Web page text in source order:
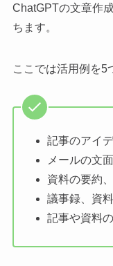
ChatGPTの文章作
ちます。
ここでは活用例を5
記事のアイ
メールの文
資料の要約
議事録、資
記事や資料